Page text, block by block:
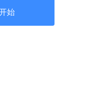
始